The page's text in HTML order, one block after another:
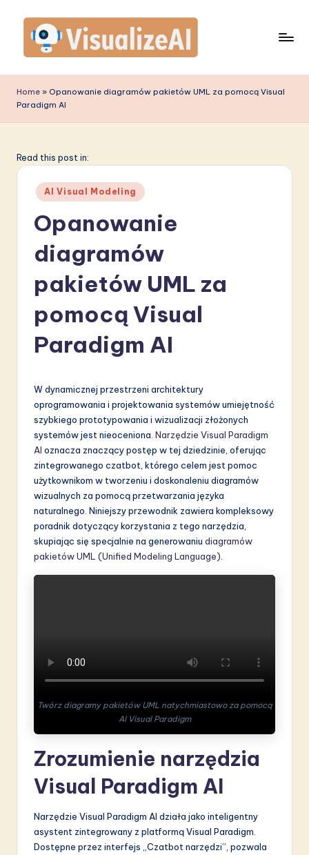
content
is
u
li
A
L
in
w
Home » Opanowanie diagramów pakietów UML za pomocą Visual
Paradigm AI
Read this post in:
Posted
in
AI Visual Modeling
Opanowanie
diagramów
pakietów UML za
pomocą Visual
Paradigm AI
W dynamicznej przestrzeni architektury
oprogramowania i projektowania systemów umiejętność
szybkiego prototypowania i wizualizacji złożonych
systemów jest nieoceniona. Narzędzie Visual Paradigm
AI oznacza znaczący postęp w tej dziedzinie, oferując
zintegrowanego czatbot, którego celem jest pomoc
użytkownikom w tworzeniu i doskonaleniu diagramów
wizualnych za pomocą przetwarzania języka
naturalnego. Niniejszy przewodnik zawiera kompleksowy
poradnik dotyczący korzystania z tego narzędzia,
skupiając się specjalnie na generowaniu diagramów
pakietów UML (Unified Modeling Language)
Twórz diagramy pakietów UML natychmiastowo za pomocą
AI Visual Paradigm
Zrozumienie narzędzia
Visual Paradigm AI
Narzędzie Visual Paradigm AI działa jako inteligentny
asystent zintegrowany z platformą Visual Paradigm.
Dostępne przez interfejs „Czatbot narzędzi”, pozwala